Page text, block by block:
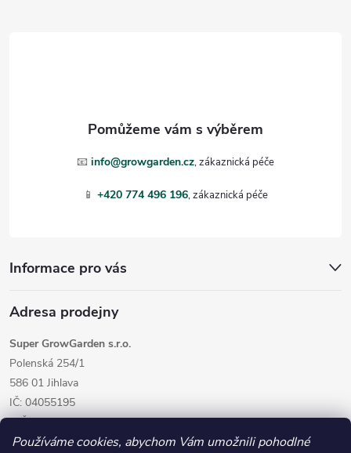
Používáme cookies, abychom Vám umožnili pohodlné
📧 info@growgarden.cz
📱 +420 774 496 196
Informace pro vás
Adresa prodejny
Super GrowGarden s.r.o.
Polenská 254/1
586 01 Jihlava
IČ: 04055195
DIČ: CZ04055195